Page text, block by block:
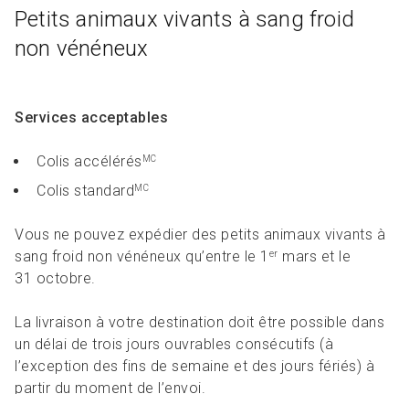
Petits animaux vivants à sang froid
non vénéneux
Services acceptables
Colis accélérés MC
Colis standard MC
Vous ne pouvez expédier des petits animaux vivants à
sang froid non vénéneux qu’entre le 1 er mars et le
31 octobre.
La livraison à votre destination doit être possible dans
un délai de trois jours ouvrables consécutifs (à
l’exception des fins de semaine et des jours fériés) à
partir du moment de l’envoi.